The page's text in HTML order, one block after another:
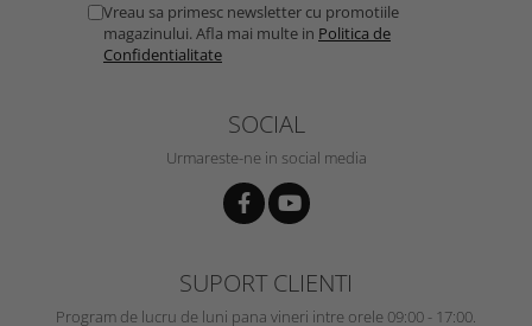
Vreau sa primesc newsletter cu promotiile
magazinului. Afla mai multe in Politica de
Confidentialitate
SOCIAL
Urmareste-ne in social media
SUPORT CLIENTI
Program de lucru de luni pana vineri intre orele 09:00 - 17:00.